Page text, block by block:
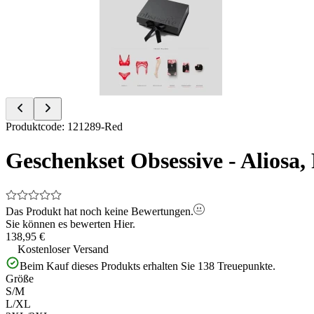
Item
of
6
Produktcode: 121289-Red
Geschenkset Obsessive - Aliosa,
Das Produkt hat noch keine Bewertungen.
Sie können es bewerten Hier.
138,95 €
Kostenloser Versand
Beim Kauf dieses Produkts erhalten Sie 138 Treuepunkte.
Größe
S/M
L/XL